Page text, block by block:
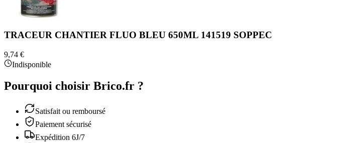
TRACEUR CHANTIER FLUO BLEU 650ML 141519 SOPPEC
9,74 €
Indisponible
Pourquoi choisir Brico.fr ?
Satisfait ou remboursé
Paiement sécurisé
Expédition 6J/7